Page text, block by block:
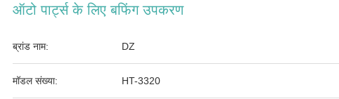
ऑटो पार्ट्स के लिए बफिंग उपकरण
ब्रांड नाम: DZ
मॉडल संख्या: HT-3320